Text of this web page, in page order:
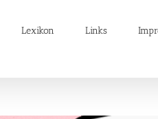
Lexikon Links